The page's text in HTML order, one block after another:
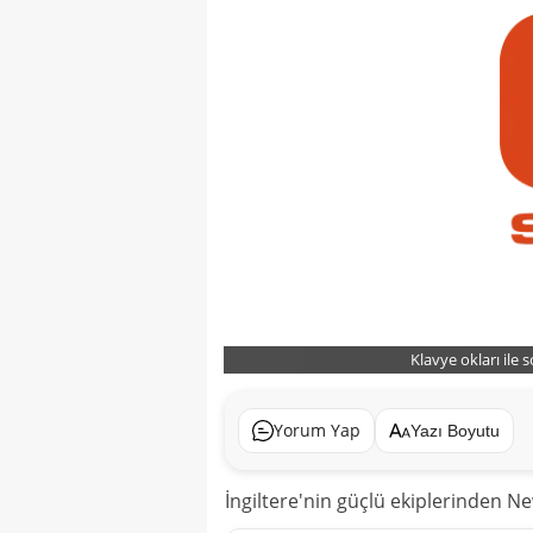
Klavye okları ile
Yorum Yap Yazı Boyutu
İngiltere'nin güçlü ekiplerinden